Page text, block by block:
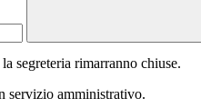
segreteria rimarranno chiuse.
servizio amministrativo.